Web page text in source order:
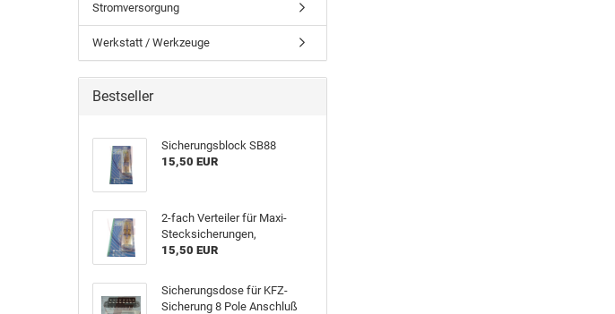
Stromversorgung
Werkstatt / Werkzeuge
Bestseller
Sicherungsblock SB88
15,50 EUR
2-fach Verteiler für Maxi-
Stecksicherungen,
15,50 EUR
Sicherungsdose für KFZ-
Sicherung 8 Pole Anschluß